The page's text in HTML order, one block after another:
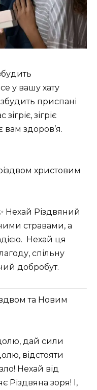
у вашу хату
приспані
зігріє
вам здоров’я.
Нехай Різдвяний
стравами, а
Нехай ця
спільну
добробут.
дай сили
відстояти
Нехай від
Різдвяна зоря! І,